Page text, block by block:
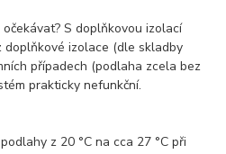
S doplňkovou izolací
doplňkové izolace (dle skladby
případech (podlaha zcela bez
prakticky nefunkční.
z 20 °C na cca 27 °C při